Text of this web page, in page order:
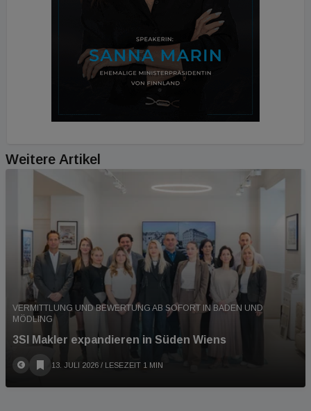
Weitere Artikel
VERMITTLUNG UND BEWERTUNG AB SOFORT IN BADEN UND
MÖDLING
3SI Makler expandieren in Süden Wiens
13. JULI 2026 / LESEZEIT 1 MIN